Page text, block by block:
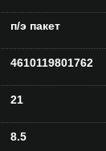
п/э пакет
4610119801762
21
8.5